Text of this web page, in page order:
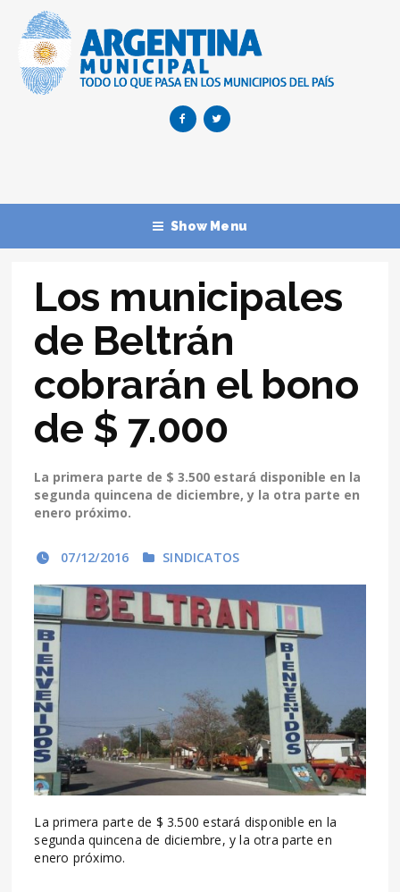
Show Menu
Los municipales
de Beltrán
cobrarán el bono
de $ 7.000
La primera parte de $ 3.500 estará disponible en la
segunda quincena de diciembre, y la otra parte en
enero próximo.
07/12/2016 SINDICATOS
La primera parte de $ 3.500 estará disponible en la
segunda quincena de diciembre, y la otra parte en
enero próximo.